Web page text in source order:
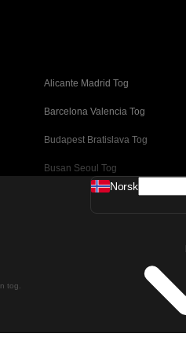
Alicante Madrid Tog
Barcelona Valencia Tog
Budapest Bratislava Tog
Busan Seoul Tog
tog.
Norsk